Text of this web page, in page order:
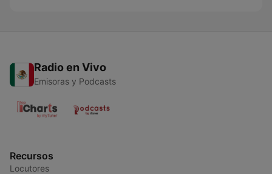
Radio en Vivo
Emisoras y Podcasts
Recursos
Locutores